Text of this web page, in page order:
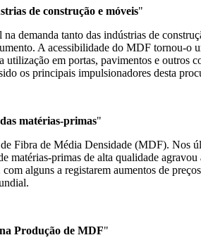
de construção e móveis"
tanto das indústrias de
A acessibilidade do MDF tornou-o
em portas, pavimentos e outros
os principais impulsionadores desta
matérias-primas"
Fibra de Média Densidade (MDF). Nos
matérias-primas de alta qualidade
alguns a registarem aumentos de
Produção de MDF"